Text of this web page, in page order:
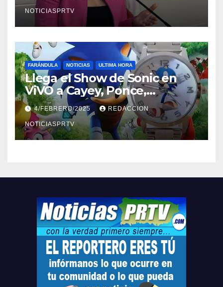
NOTICIASPRTV
FARÁNDULA NOTICIAS ULTIMA HORA
Llega el Show de Sonic en
ViVO a Cayey, Ponce,
Barceloneta y Humacao,
Relojes gratis para el que
compre ahora….
4/FEBRERO/2025 REDACCION
NOTICIASPRTV